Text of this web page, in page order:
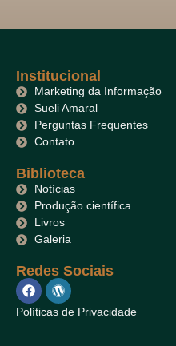
Institucional
Marketing da Informação
Sueli Amaral
Perguntas Frequentes
Contato
Biblioteca
Notícias
Produção científica
Livros
Galeria
Redes Sociais
Políticas de Privacidade